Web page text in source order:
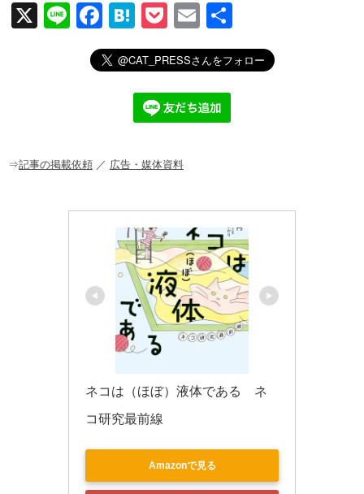
X
Li
F
a
c
o
H
at
e
n
a
P
o
ck
et
E
m
ail
有
⇒記事の掲載依頼 ／ 広告・媒体資料
ネコは（ほぼ）液体である　ネ
コ研究最前線
Amazonで見る